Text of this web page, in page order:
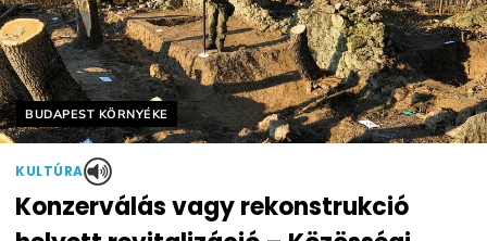
Helyszín címkék:
BUDAPEST KÖRNYÉKE
KULTÚRA
Konzerválás vagy rekonstrukció